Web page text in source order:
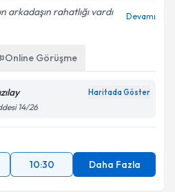
arkadaşın rahatlığı vardı
Devamı
Online Görüşme
Haritada Göster
14/26
10:30 Daha Fazla